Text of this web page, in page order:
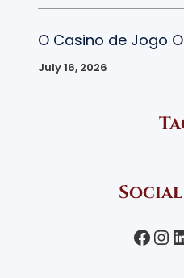
O Casino de Jogo
July 16, 2026
Facebook InstagramLinkedIn